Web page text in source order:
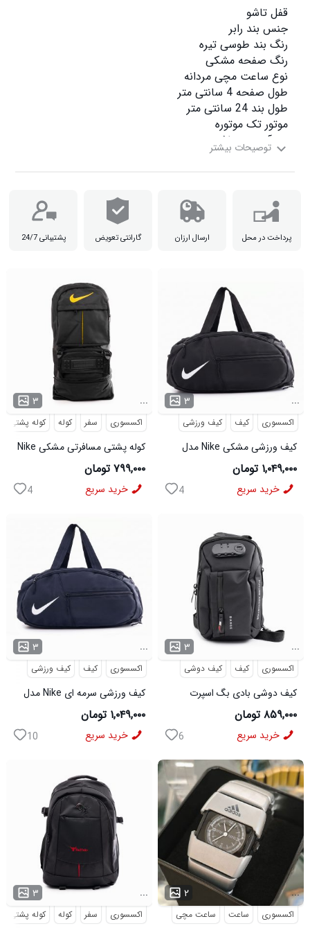
ضدآب نمی باشد
پرداخت در محل ارسال ارزان گارانتی تعویض پشتیبانی 24/7
۳ ...
اکسسوری سفر کوله کوله پشتی
کوله پشتی مسافرتی مشکی Nike
مدل 50693
۷۹۹,۰۰۰ تومان
خرید سریع 4
۳ ...
اکسسوری کیف کیف ورزشی
کیف ورزشی مشکی Nike مدل
50700
۱,۰۴۹,۰۰۰ تومان
خرید سریع 4
۳ ...
اکسسوری کیف کیف ورزشی
کیف ورزشی سرمه ای Nike مدل
50701
۱,۰۴۹,۰۰۰ تومان
خرید سریع 10
۳ ...
اکسسوری کیف کیف دوشی
کیف دوشی بادی بگ اسپرت
Bange مدل 50695
۸۵۹,۰۰۰ تومان
خرید سریع 6
۳ ...
اکسسوری سفر کوله کوله پشتی
۲ ...
اکسسوری ساعت ساعت مچی